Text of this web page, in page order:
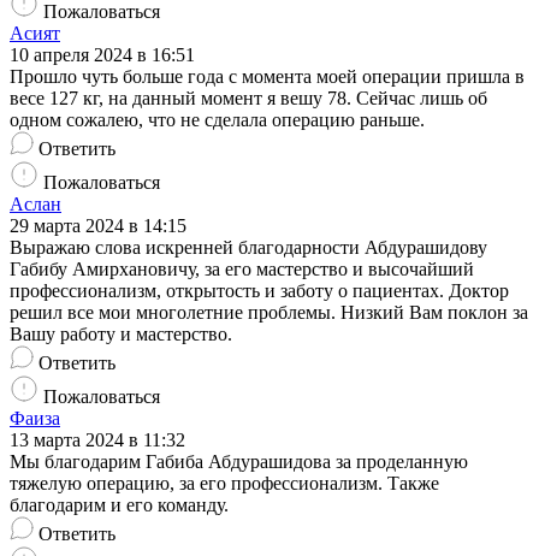
Пожаловаться
Асият
10 апреля 2024 в 16:51
Прошло чуть больше года с момента моей операции пришла в
весе 127 кг, на данный момент я вешу 78. Сейчас лишь об
одном сожалею, что не сделала операцию раньше.
Ответить
Пожаловаться
Аслан
29 марта 2024 в 14:15
Выражаю слова искренней благодарности Абдурашидову
Габибу Амирхановичу, за его мастерство и высочайший
профессионализм, открытость и заботу о пациентах. Доктор
решил все мои многолетние проблемы. Низкий Вам поклон за
Вашу работу и мастерство.
Ответить
Пожаловаться
Фаиза
13 марта 2024 в 11:32
Мы благодарим Габиба Абдурашидова за проделанную
тяжелую операцию, за его профессионализм. Также
благодарим и его команду.
Ответить